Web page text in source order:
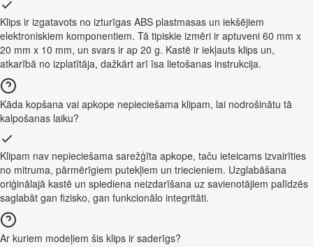
Klips ir izgatavots no izturīgas ABS plastmasas un iekšējiem
elektroniskiem komponentiem. Tā tipiskie izmēri ir aptuveni 60 mm x
20 mm x 10 mm, un svars ir ap 20 g. Kastē ir iekļauts klips un,
atkarībā no izplatītāja, dažkārt arī īsa lietošanas instrukcija.
Kāda kopšana vai apkope nepieciešama klipam, lai nodrošinātu tā
kalpošanas laiku?
Klipam nav nepieciešama sarežģīta apkope, taču ieteicams izvairīties
no mitruma, pārmērīgiem putekļiem un triecieniem. Uzglabāšana
oriģinālajā kastē un spiediena neizdarīšana uz savienotājiem palīdzēs
saglabāt gan fizisko, gan funkcionālo integritāti.
Ar kuriem modeļiem šis klips ir saderīgs?